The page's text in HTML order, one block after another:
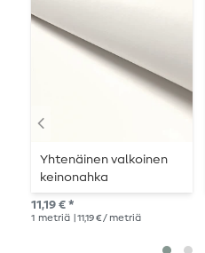
Yhtenäinen valkoinen
keinonahka
11,19 € *
1 metriä | 11,19 € / metriä